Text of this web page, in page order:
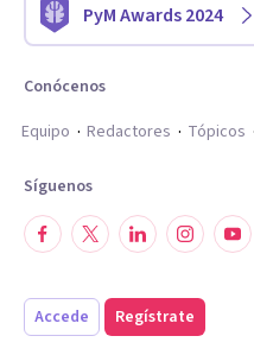
PyM Awards 2024
Conócenos
Equipo
Redactores Tópicos
Síguenos
Accede Regístrate